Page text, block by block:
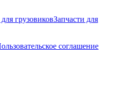
грузовиковЗапчасти для
соглашение